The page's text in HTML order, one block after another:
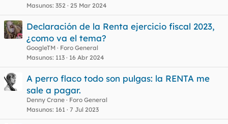
Masunos 352 25 Mar 2024
Declaración de la Renta ejercicio fiscal 2023,
¿como va el tema?
GoogleTM
Foro General
Masunos 113 16 Abr 2024
A perro flaco todo son pulgas: la RENTA me
sale a pagar.
Denny Crane
Foro General
Masunos 161 7 Jul 2023